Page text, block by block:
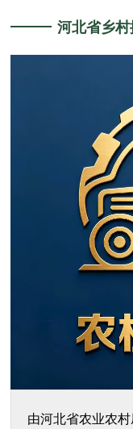
河北省乡
由河北省农业农